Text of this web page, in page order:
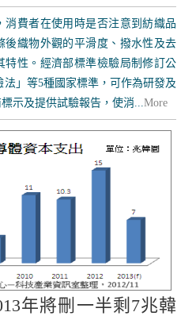
費者在使用時是否注意到紡織品
後織物外觀的平滑度、撥水性及去
特性。經濟部標準檢驗局制修訂公
法」等5種國家標準，可作為研發及
示及提供試驗報告，使消...More
年將刪一半剩7兆韓